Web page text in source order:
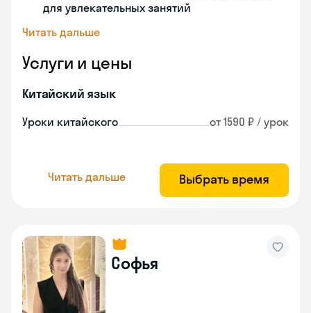
для увлекательных занятий
Читать дальше
Услуги и цены
Китайский язык
Уроки китайского от 1590 ₽ / урок
Читать дальше Выбрать время
Софья